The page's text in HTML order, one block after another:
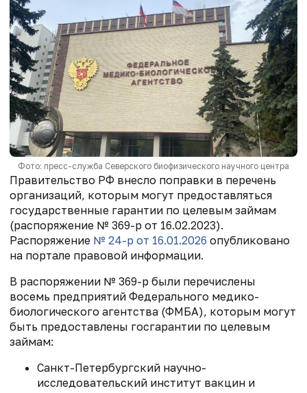
Фото: пресс-служба Северского биофизического научного центра
Правительство РФ внесло поправки в перечень
организаций, которым могут предоставляться
государственные гарантии по целевым займам
(распоряжение № 369-р от 16.02.2023).
Распоряжение № 24-р от 16.01.2026 опубликовано
на портале правовой информации.
В распоряжении № 369-р были перечислены
восемь предприятий Федерального медико-
биологического агентства (ФМБА), которым могут
быть предоставлены госгарантии по целевым
займам:
Санкт-Петербургский научно-
исследовательский институт вакцин и